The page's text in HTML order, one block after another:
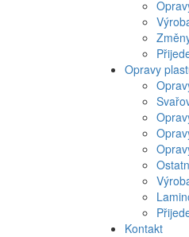
Opravy
Kontakt